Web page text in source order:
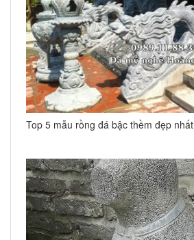
Top 5 mẫu rồng đá bậc thềm đẹp nhất